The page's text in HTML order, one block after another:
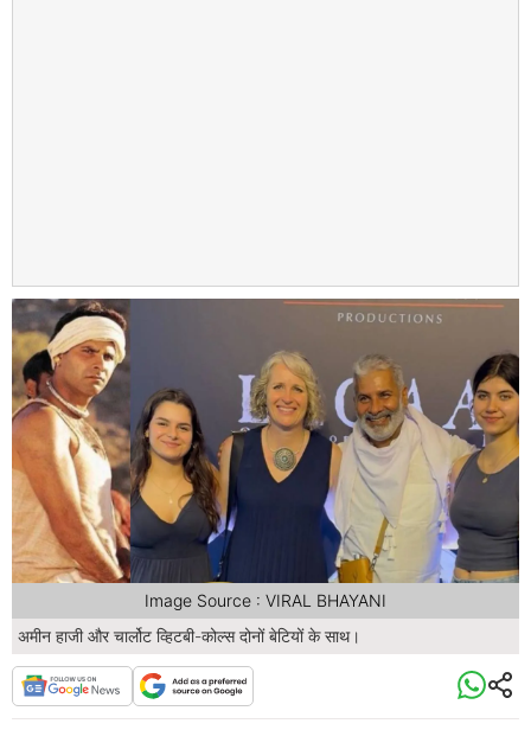
अमीन हाजी और चार्लोट व्हिटबी-कोल्स दोनों बेटियों के साथ।
Image Source : VIRAL BHAYANI